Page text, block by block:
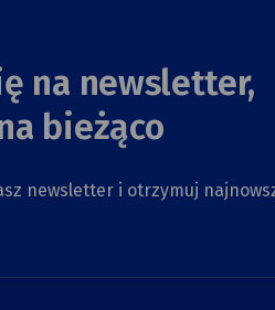
na newsletter,
bieżąco
newsletter i otrzymuj